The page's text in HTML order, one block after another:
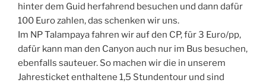
hinter dem Guid herfahrend besuchen und dann dafür
100 Euro zahlen, das schenken wir uns.
Im NP Talampaya fahren wir auf den CP, für 3 Euro/pp,
dafür kann man den Canyon auch nur im Bus besuchen,
ebenfalls sauteuer. So machen wir die in unserem
Jahresticket enthaltene 1,5 Stundentour und sind